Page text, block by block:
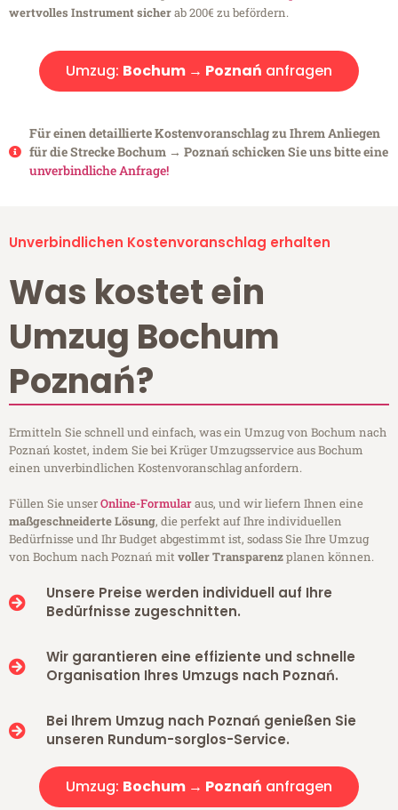
wertvolles Instrument sicherab 200€ zu befördern.
Umzug: Bochum → Poznań anfragen
Für einen detaillierte Kostenvoranschlag zu Ihrem Anliegen
für die Strecke Bochum → Poznań schicken Sie uns bitte eine
unverbindliche Anfrage!
Unverbindlichen Kostenvoranschlag erhalten
Was kostet ein
Umzug Bochum
Poznań?
Ermitteln Sie schnell und einfach, was ein Umzug von Bochum nach
Poznań kostet, indem Sie bei Krüger Umzugsservice aus Bochum
einen unverbindlichen Kostenvoranschlag anfordern.
Füllen Sie unserOnline-Formularaus, und wir liefern Ihnen eine
maßgeschneiderte Lösung, die perfekt auf Ihre individuellen
Bedürfnisse und Ihr Budget abgestimmt ist, sodass Sie Ihre Umzug
von Bochum nach Poznań mitvoller Transparenzplanen können.
Unsere Preise werden individuell auf Ihre
Bedürfnisse zugeschnitten.
Wir garantieren eine effiziente und schnelle
Organisation Ihres Umzugs nach Poznań.
Bei Ihrem Umzug nach Poznań genießen Sie
unseren Rundum-sorglos-Service.
Umzug: Bochum → Poznań anfragen